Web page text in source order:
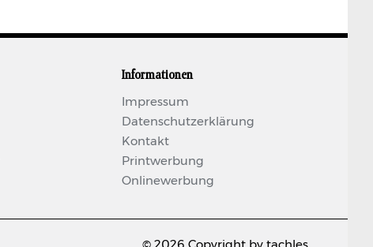
Informationen
Impressum
Datenschutzerklärung
Kontakt
Printwerbung
Onlinewerbung